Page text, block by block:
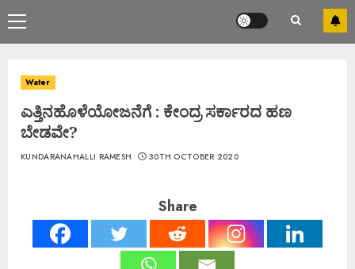
Water
ಎತ್ತಿನಹೊಳೆಯೋಜನೆಗೆ : ಕೇಂದ್ರ ಸರ್ಕಾರದ ಹಣ
ಬೇಡವೇ?
KUNDARANAHALLI RAMESH 30TH OCTOBER 2020
Share